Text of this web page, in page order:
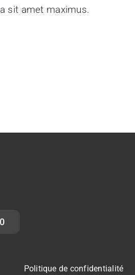
sit amet maximus.
Politique de confidentialité